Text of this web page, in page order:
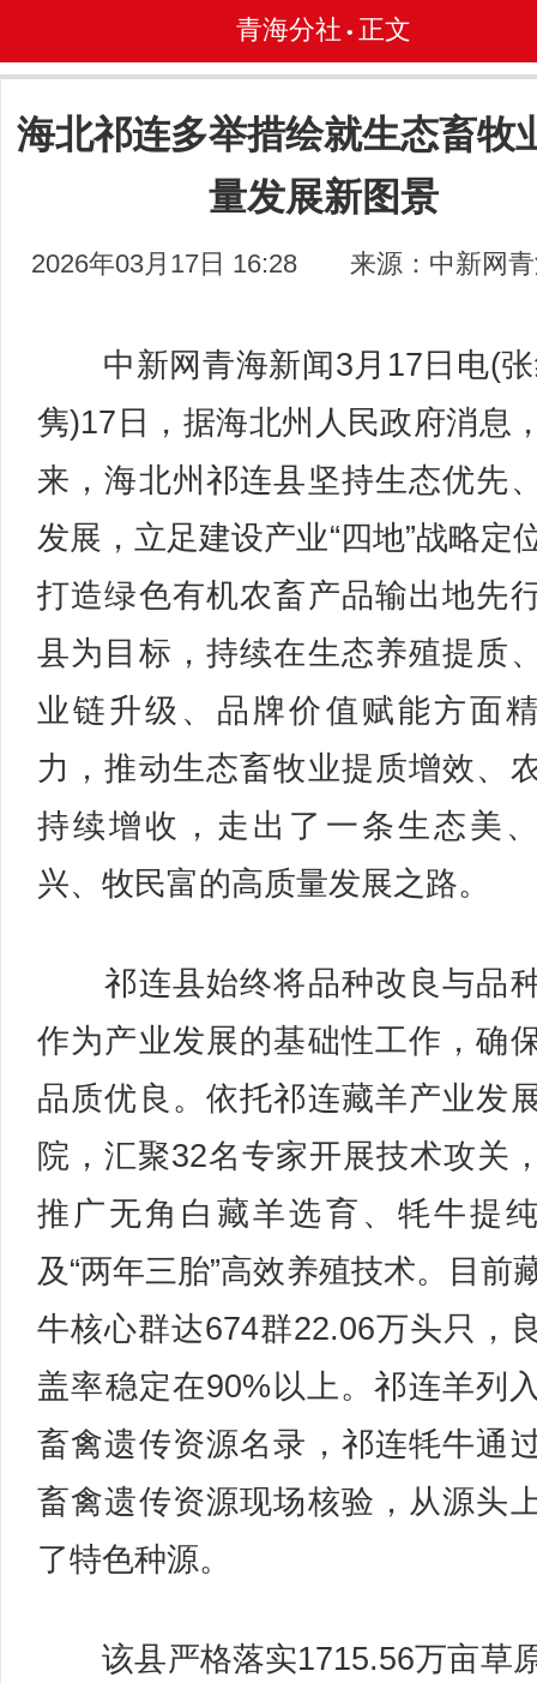
青海分社 • 正文
海北祁连多举措绘就生态畜牧
量发展新图景
2026年03月17日 16:28 来源：中新网
中新网青海新闻3月17日电(张
隽)17日，据海北州人民政府消息
来，海北州祁连县坚持生态优先
发展，立足建设产业“四地”战略定
打造绿色有机农畜产品输出地先
县为目标，持续在生态养殖提质
业链升级、品牌价值赋能方面
力，推动生态畜牧业提质增效、
持续增收，走出了一条生态美
兴、牧民富的高质量发展之路。
祁连县始终将品种改良与品
作为产业发展的基础性工作，确
品质优良。依托祁连藏羊产业发
院，汇聚32名专家开展技术攻关
推广无角白藏羊选育、牦牛提
及“两年三胎”高效养殖技术。目前
牛核心群达674群22.06万头只，
盖率稳定在90%以上。祁连羊列
畜禽遗传资源名录，祁连牦牛通
畜禽遗传资源现场核验，从源头
了特色种源。
该县严格落实1715.56万亩草